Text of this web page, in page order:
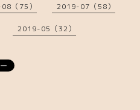
（75） 2019-07（58）
2019-05（32）